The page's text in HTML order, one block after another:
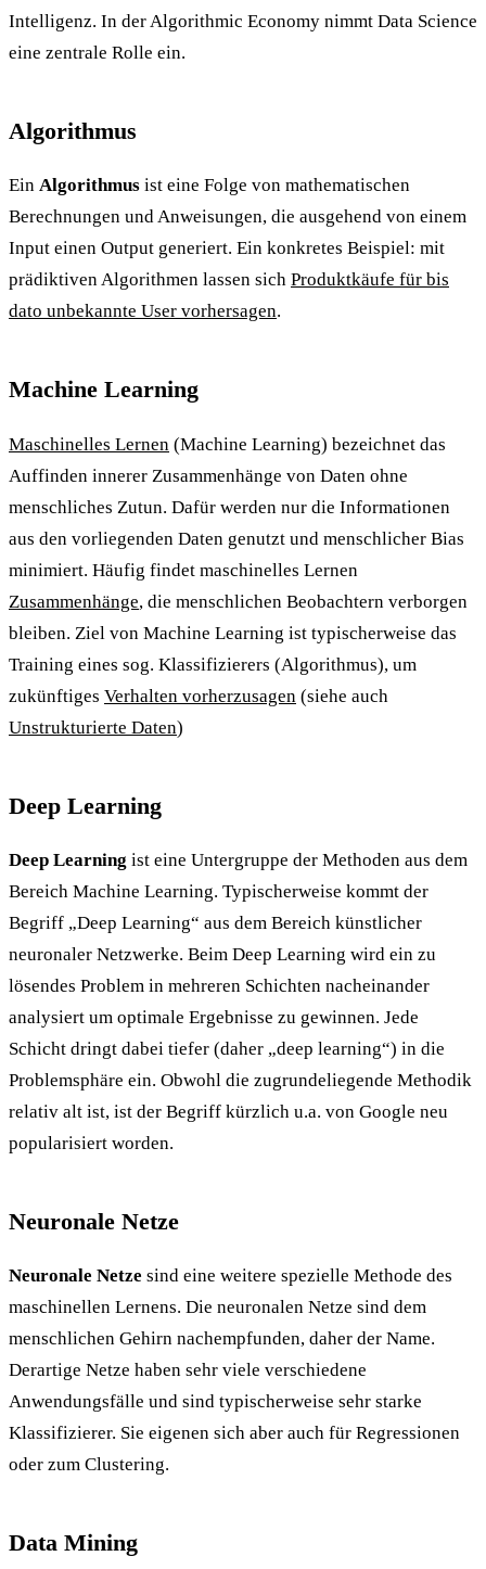
Intelligenz. In der Algorithmic Economy nimmt Data Science
eine zentrale Rolle ein.
Algorithmus
Ein Algorithmus ist eine Folge von mathematischen
Berechnungen und Anweisungen, die ausgehend von einem
Input einen Output generiert. Ein konkretes Beispiel: mit
prädiktiven Algorithmen lassen sich Produktkäufe für bis
dato unbekannte User vorhersagen.
Machine Learning
Maschinelles Lernen (Machine Learning) bezeichnet das
Auffinden innerer Zusammenhänge von Daten ohne
menschliches Zutun. Dafür werden nur die Informationen
aus den vorliegenden Daten genutzt und menschlicher Bias
minimiert. Häufig findet maschinelles Lernen
Zusammenhänge, die menschlichen Beobachtern verborgen
bleiben. Ziel von Machine Learning ist typischerweise das
Training eines sog. Klassifizierers (Algorithmus), um
zukünftiges Verhalten vorherzusagen (siehe auch
Unstrukturierte Daten)
Deep Learning
Deep Learning ist eine Untergruppe der Methoden aus dem
Bereich Machine Learning. Typischerweise kommt der
Begriff „Deep Learning“ aus dem Bereich künstlicher
neuronaler Netzwerke. Beim Deep Learning wird ein zu
lösendes Problem in mehreren Schichten nacheinander
analysiert um optimale Ergebnisse zu gewinnen. Jede
Schicht dringt dabei tiefer (daher „deep learning“) in die
Problemsphäre ein. Obwohl die zugrundeliegende Methodik
relativ alt ist, ist der Begriff kürzlich u.a. von Google neu
popularisiert worden.
Neuronale Netze
Neuronale Netze sind eine weitere spezielle Methode des
maschinellen Lernens. Die neuronalen Netze sind dem
menschlichen Gehirn nachempfunden, daher der Name.
Derartige Netze haben sehr viele verschiedene
Anwendungsfälle und sind typischerweise sehr starke
Klassifizierer. Sie eigenen sich aber auch für Regressionen
oder zum Clustering.
Data Mining